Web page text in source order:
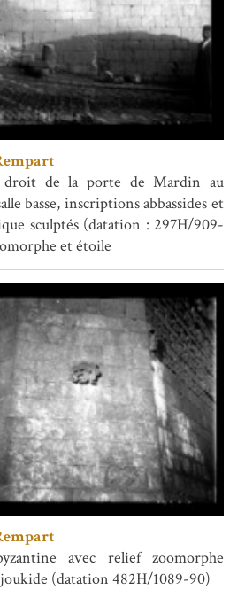
de la porte de Mardin au
basse, inscriptions abbassides et
sculptés (datation : 297H/909-
et étoile
avec relief zoomorphe
(datation 482H/1089-90)